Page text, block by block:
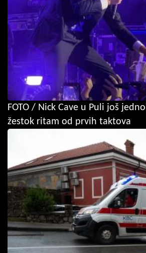
FOTO / Nick Cave u Puli još
žestok ritam od prvih taktova